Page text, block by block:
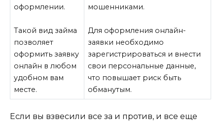
оформлении.
Такой вид займа
позволяет
оформить заявку
онлайн в любом
удобном вам
месте.
мошенниками.
Для оформления онлайн-
заявки необходимо
зарегистрироваться и внести
свои персональные данные,
что повышает риск быть
обманутым.
Если вы взвесили все за и против, и все еще